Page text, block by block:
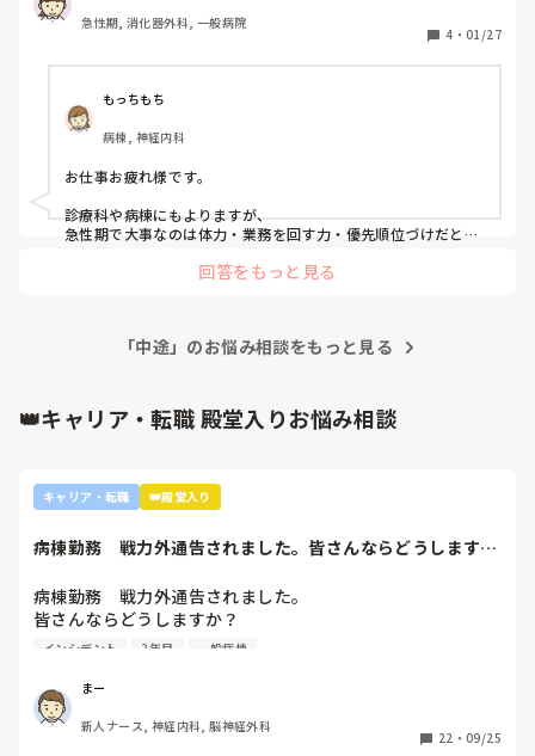
んど異世界に近いような形です。
護師についてどのようにお考えでしょうか？
また最低限これはわかっていないと…といった事はあります
でしょうか？
急性期, 消化器外科, 一般病院
4 ・ 01/27
もっちもち
病棟, 神経内科
お仕事お疲れ様です。
診療科や病棟にもよりますが、
急性期で大事なのは体力・業務を回す力・優先順位づけだと思
知識や技術は、関わりながら必ずついてくるので徐々にで大丈
応援しています。
回答をもっと見る
「中途」のお悩み相談をもっと見る
👑キャリア・転職 殿堂入りお悩み相談
キャリア・転職 👑殿堂入り
病棟勤務　戦力外通告されました。皆さんならどうします
病棟勤務　戦力外通告されました。
皆さんならどうしますか？
2年目です。1年目はゆるい部署にいましたが、人間関係が原
からの人間関係は良好です。
ですが、異動してから薬剤に関するインシデントを4件ほど
起こし、優先順位や多重課題ができていないのでは？という
インシデント 2年目 一般病棟
まー
新人ナース, 神経内科, 脳神経外科
22 ・ 09/25